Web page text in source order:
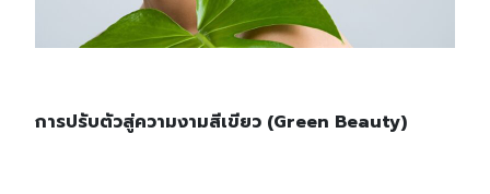
การปรับตัวสู่ความงามสีเขียว (Green Beauty)